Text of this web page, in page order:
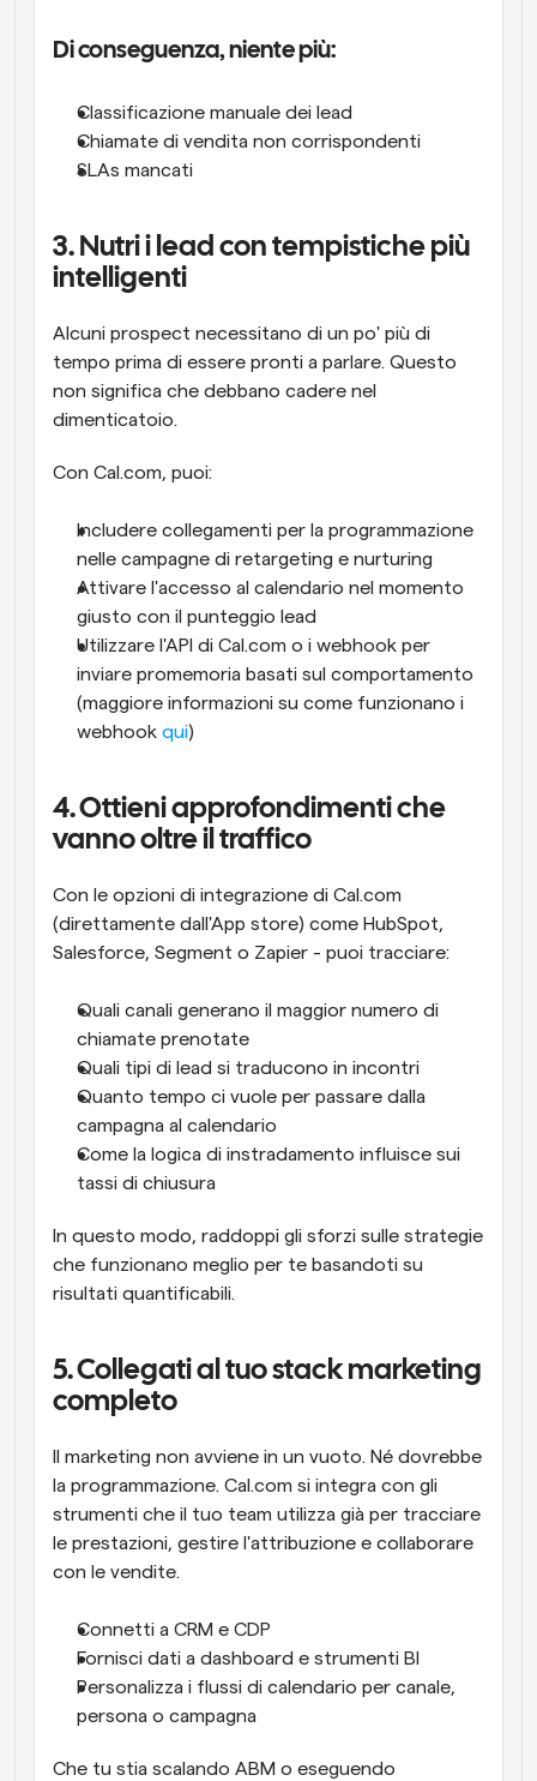
Di conseguenza, niente più:
Classificazione manuale dei lead
Chiamate di vendita non corrispondenti
SLAs mancati
3. Nutri i lead con tempistiche più
intelligenti
Alcuni prospect necessitano di un po' più di
tempo prima di essere pronti a parlare. Questo
non significa che debbano cadere nel
dimenticatoio.
Con Cal.com, puoi:
Includere collegamenti per la programmazione
nelle campagne di retargeting e nurturing
Attivare l'accesso al calendario nel momento
giusto con il punteggio lead
Utilizzare l'API di Cal.com o i webhook per
inviare promemoria basati sul comportamento
(maggiore informazioni su come funzionano i
webhook qui)
4. Ottieni approfondimenti che
vanno oltre il traffico
Con le opzioni di integrazione di Cal.com
(direttamente dall'App store) come HubSpot,
Salesforce, Segment o Zapier - puoi tracciare:
Quali canali generano il maggior numero di
chiamate prenotate
Quali tipi di lead si traducono in incontri
Quanto tempo ci vuole per passare dalla
campagna al calendario
Come la logica di instradamento influisce sui
tassi di chiusura
In questo modo, raddoppi gli sforzi sulle strategie
che funzionano meglio per te basandoti su
risultati quantificabili.
5. Collegati al tuo stack marketing
completo
Il marketing non avviene in un vuoto. Né dovrebbe
la programmazione. Cal.com si integra con gli
strumenti che il tuo team utilizza già per tracciare
le prestazioni, gestire l'attribuzione e collaborare
con le vendite.
Connetti a CRM e CDP
Fornisci dati a dashboard e strumenti BI
Personalizza i flussi di calendario per canale,
persona o campagna
Che tu stia scalando ABM o eseguendo